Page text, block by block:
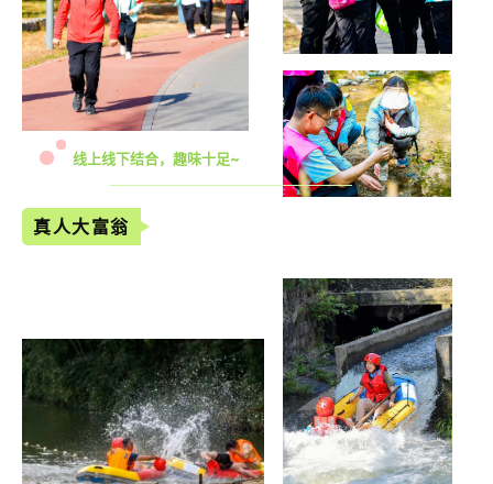
线上线下结合，趣味十足~
真人大富翁